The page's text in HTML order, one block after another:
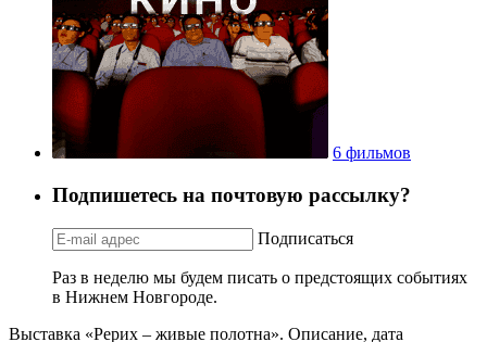
6 фильмов
Подпишетесь на почтовую рассылку?
Подписаться
Раз в неделю мы будем писать о предстоящих событиях
в Нижнем Новгороде.
Выставка «Рерих – живые полотна». Описание, дата